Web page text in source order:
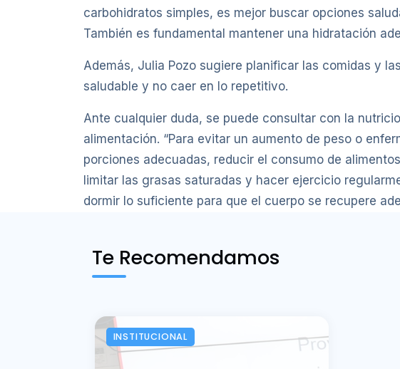
carbohidratos simples, es mejor buscar opciones
También es fundamental mantener una hidratación
Además, Julia Pozo sugiere planificar las comidas y
saludable y no caer en lo repetitivo.
Ante cualquier duda, se puede consultar con la
alimentación. “Para evitar un aumento de peso o
porciones adecuadas, reducir el consumo de
limitar las grasas saturadas y hacer ejercicio
dormir lo suficiente para que el cuerpo se recupere
Te Recomendamos
INSTITUCIONAL